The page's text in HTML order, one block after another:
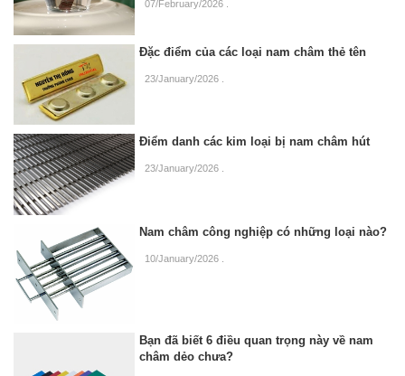
07/February/2026 .
Đặc điểm của các loại nam châm thẻ tên
23/January/2026
Điểm danh các kim loại bị nam châm hút
23/January/2026
Nam châm công nghiệp có những loại nào?
10/January/2026
Bạn đã biết 6 điều quan trọng này về nam
châm dẻo chưa?